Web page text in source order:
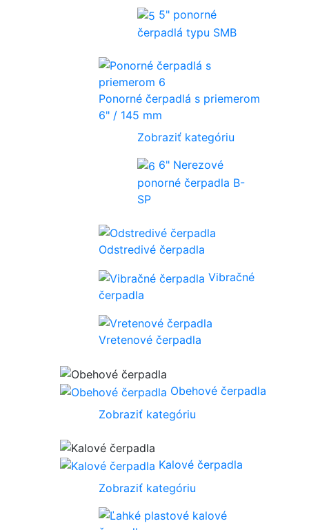
5" ponorné
čerpadlá typu SMB
Ponorné čerpadlá s priemerom
6" / 145 mm
Zobraziť kategóriu
6" Nerezové
ponorné čerpadla B-
SP
Odstredivé čerpadla
Vibračné
čerpadla
Vretenové čerpadla
Obehové čerpadla
Zobraziť kategóriu
Kalové čerpadla
Zobraziť kategóriu